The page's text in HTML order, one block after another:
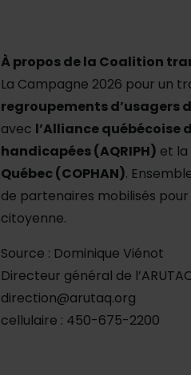
À propos de la Coalition
La Campagne 2026 pour un
regroupements d’usagers
avec l’Alliance québécoise
handicapées (AQRIPH) et la
Québec (COPHAN).
de partenaires mobilisés
citoyenne.
Source : Dominique Viénot
Directeur général de
direction@arutaq.org
cellulaire : 450-675-2200